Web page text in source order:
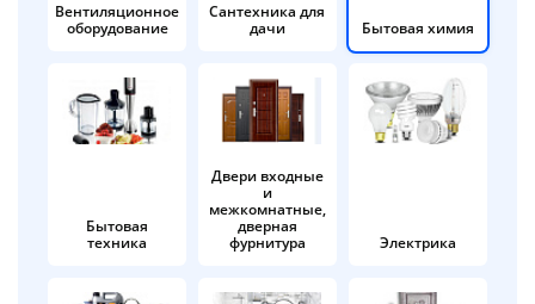
Вентиляционное
оборудование
Сантехника для
дачи
Бытовая химия
Бытовая
техника
Двери входные
и
межкомнатные,
дверная
фурнитура
Электрика
Подробнее
об оплате Плайтом
раз в 2
недели
Остались вопросы?
8 800 302-02-51
plait.ru